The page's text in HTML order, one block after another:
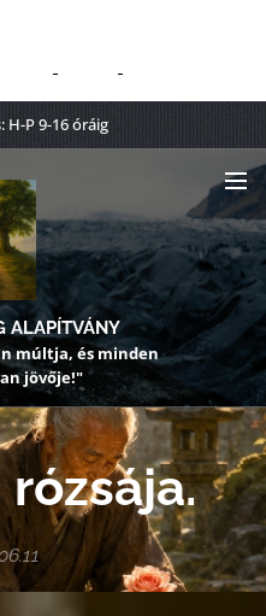
P 9-16 óráig
ALAPÍTVÁNY
múltja, és minden
jövője!"
rózsája.